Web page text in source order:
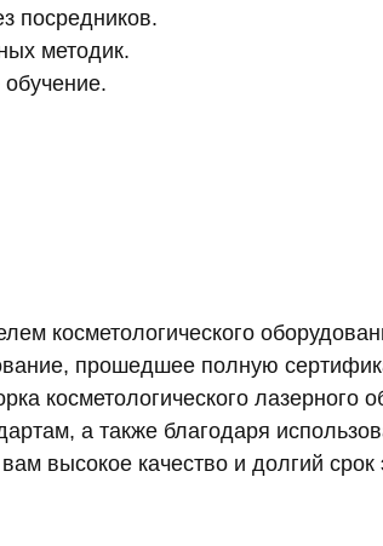
посредников.
методик.
косметологического
прошедшее полную
косметологического лазерного
а также благодаря
высокое качество и долгий срок